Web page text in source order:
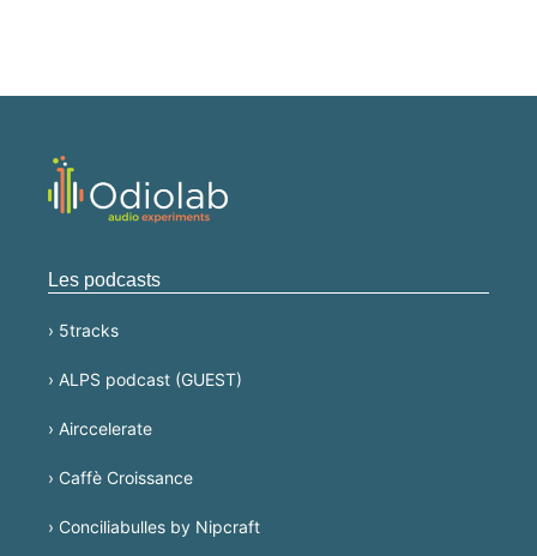
Les podcasts
› 5tracks
› ALPS podcast (GUEST)
› Airccelerate
› Caffè Croissance
› Conciliabulles by Nipcraft